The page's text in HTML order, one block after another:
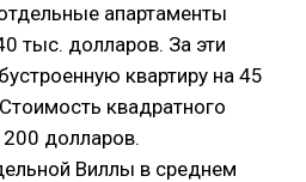
апартаменты
тыс. долларов. За эти
квартиру на 45
квадратного
200 долларов.
Виллы в среднем